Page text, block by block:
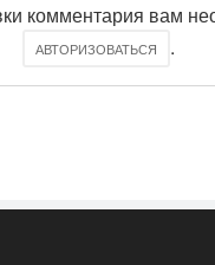
комментария вам
АВТОРИЗОВАТЬСЯ .